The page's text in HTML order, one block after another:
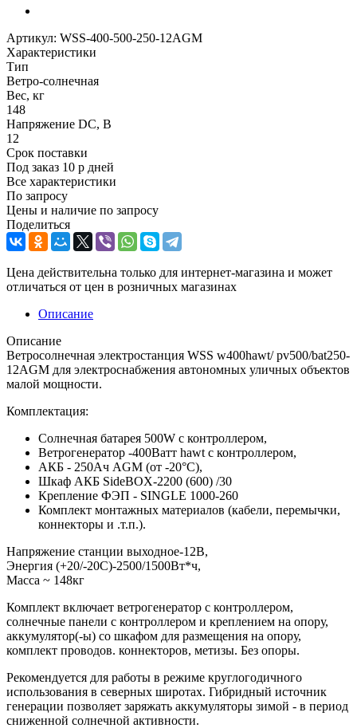
Артикул: WSS-400-500-250-12AGM
Характеристики
Тип
Ветро-солнечная
Вес, кг
148
Напряжение DC, В
12
Срок поставки
Под заказ 10 р дней
Все характеристики
По запросу
Цены и наличие по запросу
Поделиться
Цена действительна только для интернет-магазина и может
отличаться от цен в розничных магазинах
Описание
Описание
Ветросолнечная электростанция WSS w400hawt/ pv500/bat250-
12AGM для электроснабжения автономных уличных объектов
малой мощности.
Комплектация:
Солнечная батарея 500W с контроллером,
Ветрогенератор -400Ватт hawt с контроллером,
АКБ - 250Ач AGM (от -20°С),
Шкаф АКБ SideBOX-2200 (600) /30
Крепление ФЭП - SINGLE 1000-260
Комплект монтажных материалов (кабели, перемычки,
коннекторы и .т.п.).
Напряжение станции выходное-12В,
Энергия (+20/-20С)-2500/1500Вт*ч,
Масcа ~ 148кг
Комплект включает ветрогенератор с контроллером,
солнечные панели с контроллером и креплением на опору,
аккумулятор(-ы) со шкафом для размещения на опору,
комплект проводов. коннекторов, метизы. Без опоры.
Рекомендуется для работы в режиме круглогодичного
использования в северных широтах. Гибридный источник
генерации позволяет заряжать аккумуляторы зимой - в период
сниженной солнечной активности.